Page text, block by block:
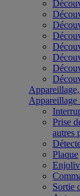
Appareillage
Prise
autres
Plaque
Sortie